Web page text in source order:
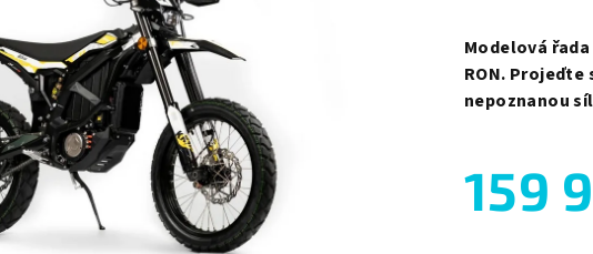
Modelová řada
RON.
nepoznanou
159